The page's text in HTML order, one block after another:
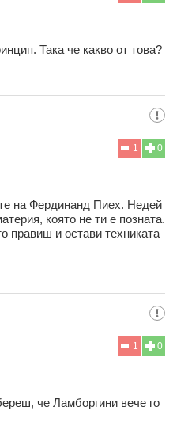
Така че какво от това?
0
1
на Фердинанд Пиех. Недей
която не ти е позната.
правиш и остави техниката
0
1
че Ламборгини вече го